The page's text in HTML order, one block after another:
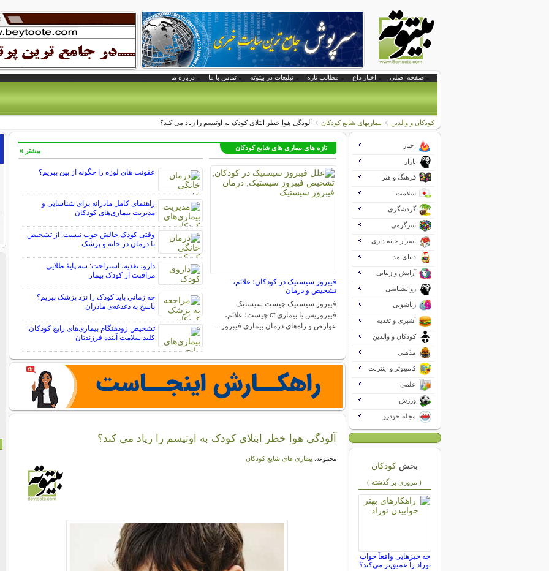
صفحه اصلی اخبار داغ مطالب تازه تبلیغات در بیتوته تماس با ما درباره ما
کودکان و والدین بیماریهای شایع کودکان آلودگی هوا خطر ابتلای کودک به اوتیسم را زیاد می کند؟
تازه های بیماری های شایع کودکان
فیبروز سیستیک در کودکان؛ علائم،
تشخیص و درمان
فیبروز سیستیک چیست سیستیک
فیبروزیس یا بیماری cf چیست؛ علائم،
عوارض و راه‌های درمان بیماری فیبروز…
عفونت های لوزه را چگونه از بین ببریم؟
راهنمای کامل مادرانه برای شناسایی و
مدیریت بیماری‌های کودکان
وقتی کودک حالش خوب نیست: از تشخیص
تا درمان در خانه و پزشک
دارو، تغذیه، استراحت: سه پایه‌ٔ طلایی
مراقبت از کودک بیمار
چه زمانی باید کودک را نزد پزشک ببریم؟
پاسخ به دغدغه‌ی مادران
تشخیص زودهنگام بیماری‌های رایج کودکان:
کلید سلامت آینده فرزندتان
بیشتر »
آلودگی هوا خطر ابتلای کودک به اوتیسم را زیاد می کند؟
مجموعه: بیماری های شایع کودکان
اخبار
بازار
فرهنگ و هنر
سلامت
گردشگری
سرگرمی
اسرار خانه داری
دنیای مد
آرایش و زیبایی
روانشناسی
زناشویی
آشپزی و تغذیه
کودکان و والدین
مذهبی
کامپیوتر و اینترنت
علمی
ورزش
مجله خودرو
بخش کودکان
( مروری بر گذشته )
چه چیزهایی واقعاً خواب
نوزاد را عمیق‌تر می‌کند؟